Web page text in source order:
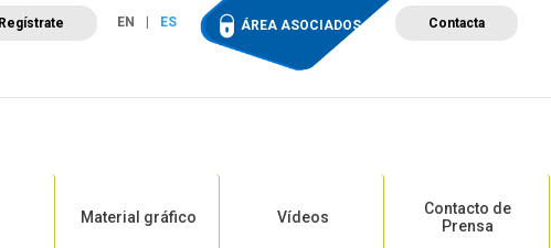
Regístrate EN ES ÁREA ASOCIADOS Contacta
Campus de Formación
Material gráfico Vídeos
Contacto de
Prensa